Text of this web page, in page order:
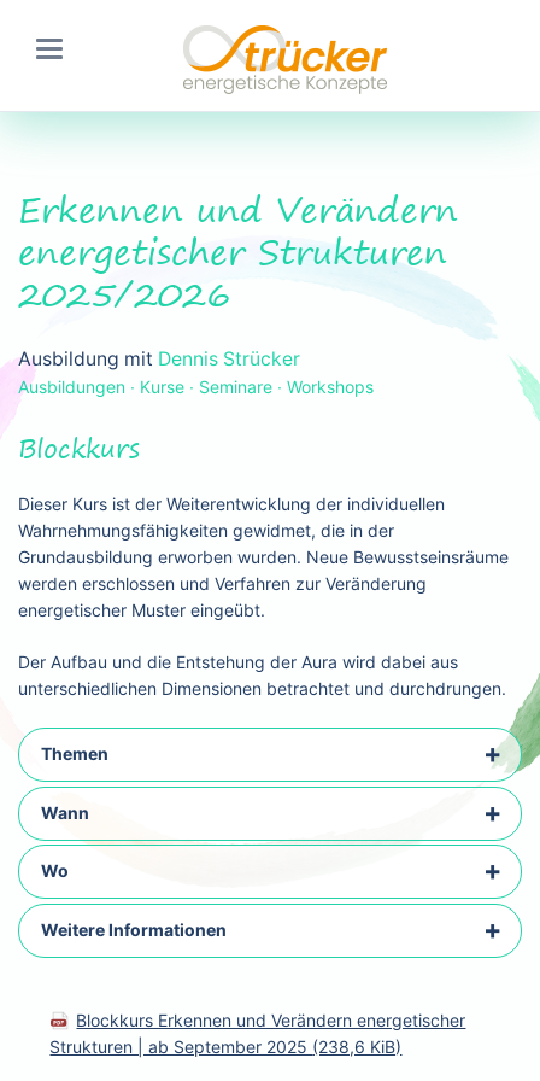
Erkennen und Verändern
energetischer Strukturen
2025/2026
Ausbildung mit Dennis Strücker
Ausbildungen ∙ Kurse ∙ Seminare ∙ Workshops
Blockkurs
Dieser Kurs ist der Weiterentwicklung der individuellen
Wahrnehmungsfähigkeiten gewidmet, die in der
Grundausbildung erworben wurden. Neue Bewusstseinsräume
werden erschlossen und Verfahren zur Veränderung
energetischer Muster eingeübt.
Der Aufbau und die Entstehung der Aura wird dabei aus
unterschiedlichen Dimensionen betrachtet und durchdrungen.
Themen
Wann
Wo
Weitere Informationen
Blockkurs Erkennen und Verändern energetischer
Strukturen | ab September 2025 (238,6 KiB)